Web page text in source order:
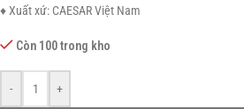
♦ Xuất xứ: CAESAR Việt Nam
Còn 100 trong kho
- +